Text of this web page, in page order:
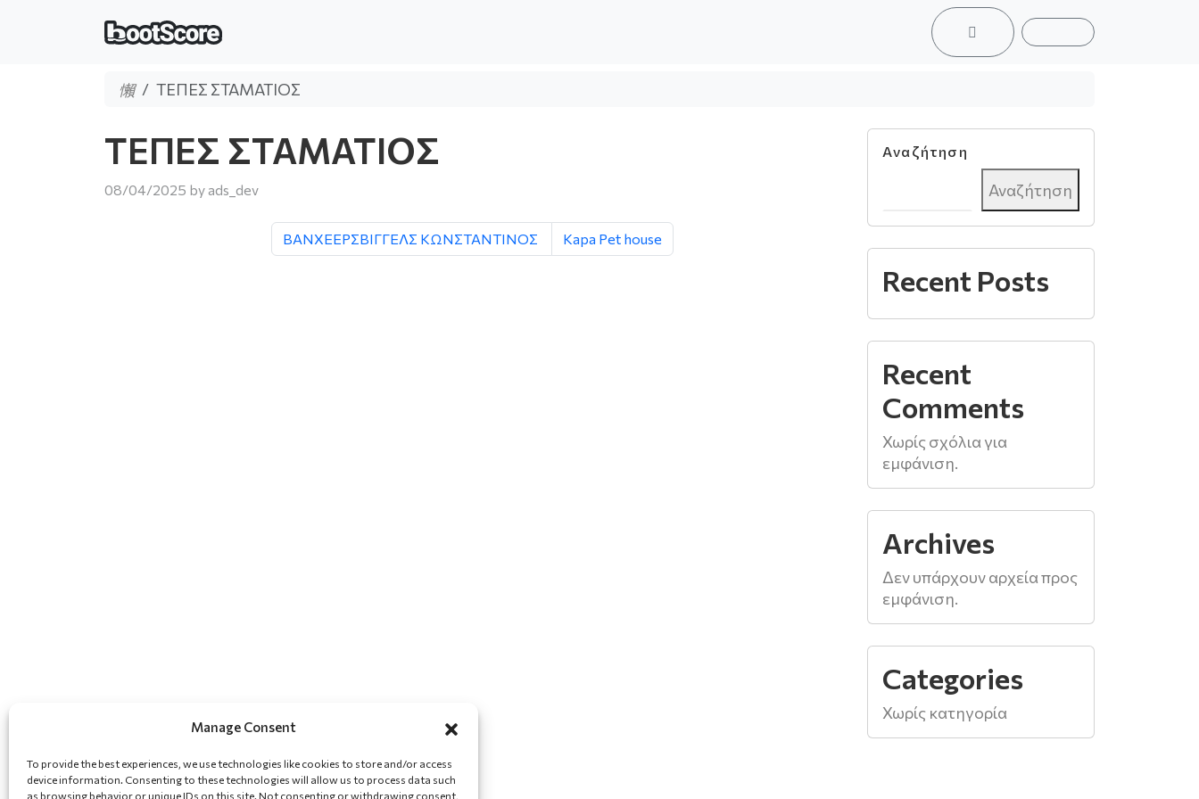
Manage Consent
To provide the best experiences, we use technologies like cookies to store and/or access
device information. Consenting to these technologies will allow us to process data such
as browsing behavior or unique IDs on this site. Not consenting or withdrawing consent,
ACCOUNT
CART
ΤΕΠΕΣ ΣΤΑΜΑΤΙΟΣ
ΤΕΠΕΣ ΣΤΑΜΑΤΙΟΣ
08/04/2025 by ads_dev
ΒΑΝΧΕΕΡΣΒΙΓΓΕΛΣ ΚΩΝΣΤΑΝΤΙΝΟΣ Kapa Pet house
Αναζήτηση
Αναζήτηση
Recent Posts
Recent
Comments
Χωρίς σχόλια για
εμφάνιση.
Archives
Δεν υπάρχουν αρχεία προς
εμφάνιση.
Categories
Χωρίς κατηγορία